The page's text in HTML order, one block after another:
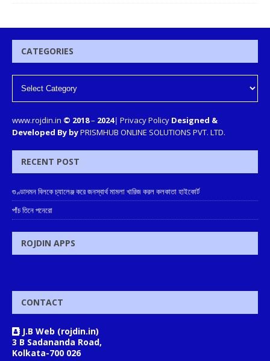
CATEGORIES
www.rojdin.in © 2018– 2024| Privacy Policy Designed &
Developed By byPRISMHUB ONLINE SOLUTIONS PVT. LTD.
RECENT POST
গুণ্ডাদমন বিলকে চ্যালেঞ্জ করে জনস্বার্থ মামলা খারিজ করল কলকাতা হাইকোর্ট
পাঁচ তিনে পনেরো
ROJDIN APPS
CONTACT
J.B Web (rojdin.in)
3 B Sadananda Road,
Kolkata-700 026